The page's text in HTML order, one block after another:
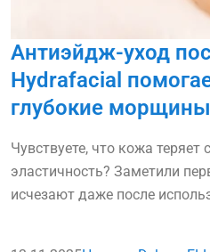
Антиэйдж-уход
Hydrafacial
глубокие морщины
Чувствуете, что кожа теряет
эластичность? Заметили
исчезают даже после